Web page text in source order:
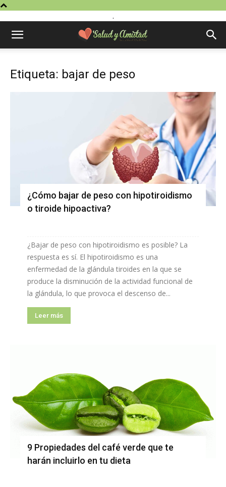
.
Etiqueta: bajar de peso
¿Cómo bajar de peso con hipotiroidismo
o tiroide hipoactiva?
¿Bajar de peso con hipotiroidismo es posible? La
respuesta es sí. El hipotiroidismo es una
enfermedad de la glándula tiroides en la que se
produce la disminución de la actividad funcional de
la glándula, lo que provoca el descenso de...
Leer más
9 Propiedades del café verde que te
harán incluirlo en tu dieta